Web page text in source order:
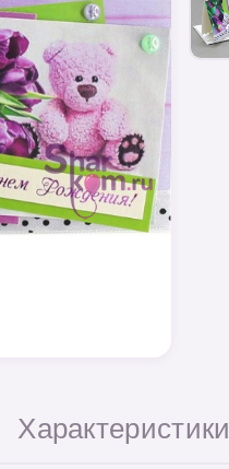
Характеристики